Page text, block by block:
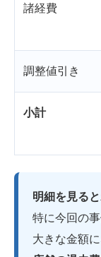
諸経費
調整値引き
小計
明細を見る
特に今回の事
大きな金額